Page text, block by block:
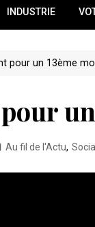
INDUSTRIE
pour un 13ème
Au fil de l'Actu, Social